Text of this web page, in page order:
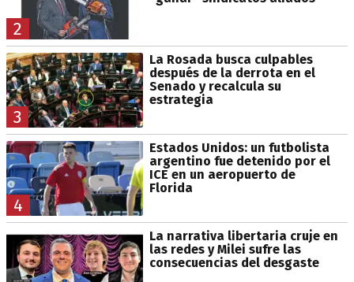
2
3
La Rosada busca culpables
después de la derrota en el
Senado y recalcula su
estrategia
4
Estados Unidos: un futbolista
argentino fue detenido por el
ICE en un aeropuerto de
Florida
La narrativa libertaria cruje en
las redes y Milei sufre las
consecuencias del desgaste